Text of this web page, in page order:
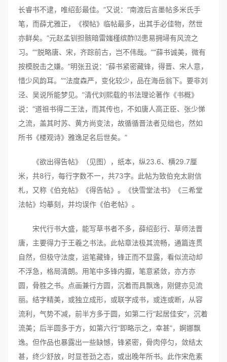
长睿书不逮，唯绍彭最佳。”又说：“南渡后言墨帖多米氏手
笔，而薛尤雅正，《禊帖》临帖最多，出其手必佳物，然世
亦鲜矣。”元赵孟钏担骸暗雷媸槿缤酢⑿患易拥埽有风流之
习。”“脱略唐、宋，齐踪前古，岂不伟哉。”“薛书诚美，微有
按模脱击之嫌。”明张丑说：“薛书紧密藏锋，得晋、宋人意，
惜少风韵耳。”“法度森严，变化较少，品在海岳翁下。要非刘
泾、吴说所能梦见。”清代刘熙载的书法理论著作《书概》
说：“道祖书得二王法，而其传也，不如唐人高正臣、张少悌
之流，盖其时苏、黄方尚变法，故循循晋法者见绌也，然如
所书《楼观诗》雅逸足名后世矣。”
《欲出得告帖》（见图），纸本，纵23.6、横29.7厘
米，共8行，每行字数不一，共73字。此帖为致伯充太尉信
札，又称《伯充帖》《得告帖》。《快雪堂法书》《三希堂
法帖》均摹刻，并均误作《伯老帖》。
宋代行书大盛，能写草书者不多，薛绍彭行、草师法晋
唐，主要得力于王羲之书法。此帖章法极其流畅，通篇连贯
自然，但极守法度，运笔藏锋，锋正而不显露，看似流动却
不浮急，格局清朗。用笔中多锋内擫，笔意紧敛，亦方亦
圆，骨胜之书。点画兼行方圆，沉着而具飘逸，刚健亦见流
丽。结字精美，或独立成形，或联字成书，或连或断，从容
流利，气势不减，前半方多于圆，如第二行“起居佳安”，沉着
流美；后半圆多于方，如第六行“即略示之，幸甚”，婀娜飘
逸。但作品也暴露出一些缺憾，锋紧密，骨肉停匀，敛结太
甚，终少舒放，时显苍劲之态，或出晚年所书。此作宋危素